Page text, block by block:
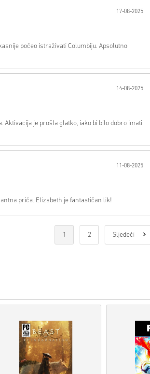
17-08-2025
počeo istraživati Columbiju. Apsolutno
14-08-2025
Aktivacija je prošla glatko, iako bi bilo dobro imati
11-08-2025
priča. Elizabeth je fantastičan lik!
1 2 Sljedeći